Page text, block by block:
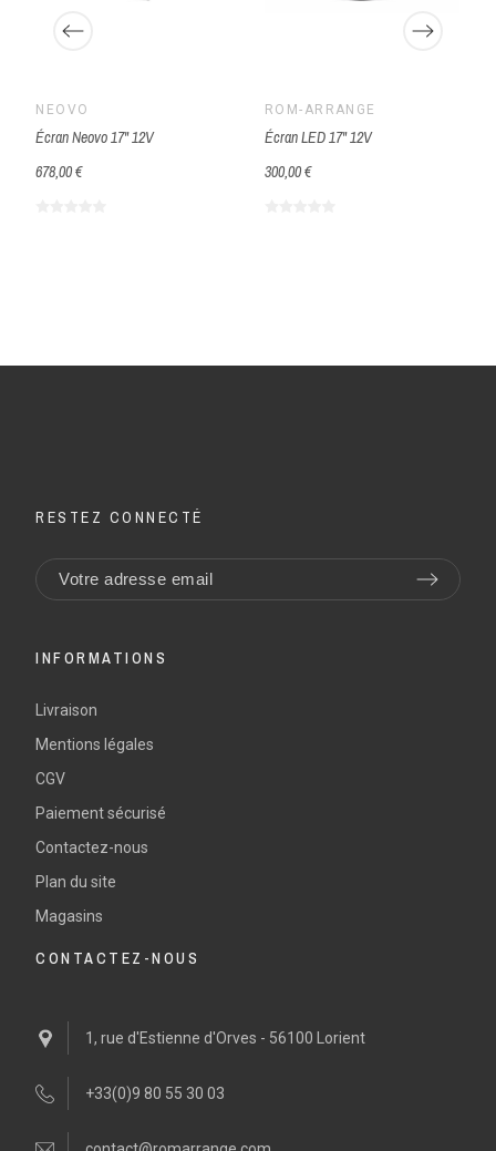
NEOVO
Écran Neovo 17" 12V
678,00 €
ROM-ARRANGÉ
Écran LED 17" 12V
300,00 €
RESTEZ CONNECTÉ
INFORMATIONS
Livraison
Mentions légales
CGV
Paiement sécurisé
Contactez-nous
Plan du site
Magasins
CONTACTEZ-NOUS
1, rue d'Estienne d'Orves - 56100 Lorient
+33(0)9 80 55 30 03